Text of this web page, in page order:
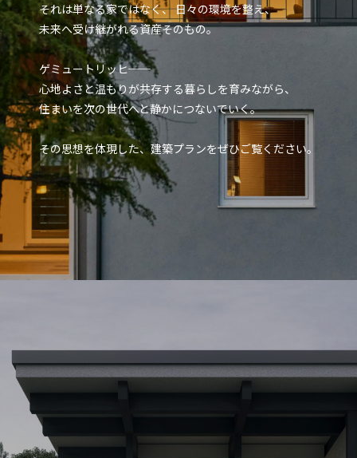
それは単なる家ではなく、日々の環境を整え、
未来へ受け継がれる資産そのもの。
ゲミュートリッヒ──
心地よさと温もりが共存する暮らしを育みながら、
住まいを次の世代へと静かにつないでいく。
その思想を体現した、建築プランをぜひご覧ください。